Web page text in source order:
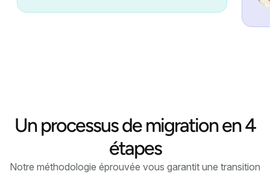
Un processus de migration en 4
étapes
Notre méthodologie éprouvée vous garantit une transition